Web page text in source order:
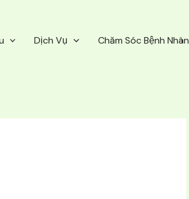
Dịch Vụ Chăm Sóc Bệnh Nhân